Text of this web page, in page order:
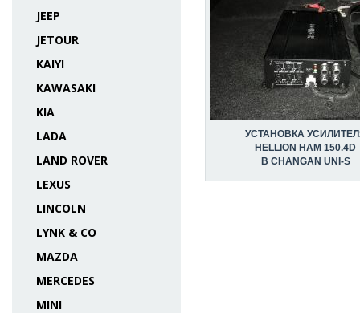
JEEP
JETOUR
KAIYI
KAWASAKI
KIA
LADA
LAND ROVER
LEXUS
LINCOLN
LYNK & CO
MAZDA
MERCEDES
MINI
УСТАНОВКА
HELLION HAM 150.4D
В CHANGAN UNI-S